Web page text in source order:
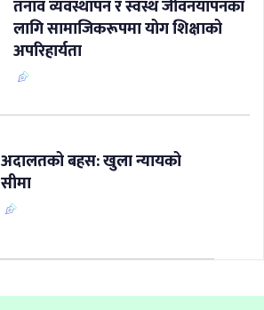
​तनाव व्यवस्थापन र स्वस्थ जीवनयापनका
लागि सामाजिकरूपमा योग शिक्षाको
अपरिहार्यता
अदालतको बहस: खुला न्यायको
सीमा